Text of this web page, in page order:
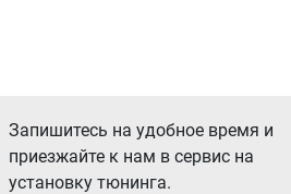
Запишитесь на удобное время и
приезжайте к нам в сервис на
установку тюнинга.